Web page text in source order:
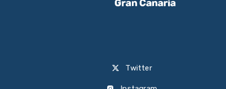
Twitter